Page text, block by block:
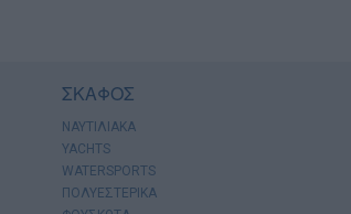
ΣΚΑΦΟΣ
ΝΑΥΤΙΛΙΑΚΑ
YACHTS
WATERSPORTS
ΠΟΛΥΕΣΤΕΡΙΚΑ